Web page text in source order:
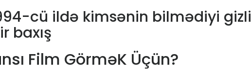
cü ildə kimsənin bilmədiyi gizli
baxış
Film GörməK Üçün?